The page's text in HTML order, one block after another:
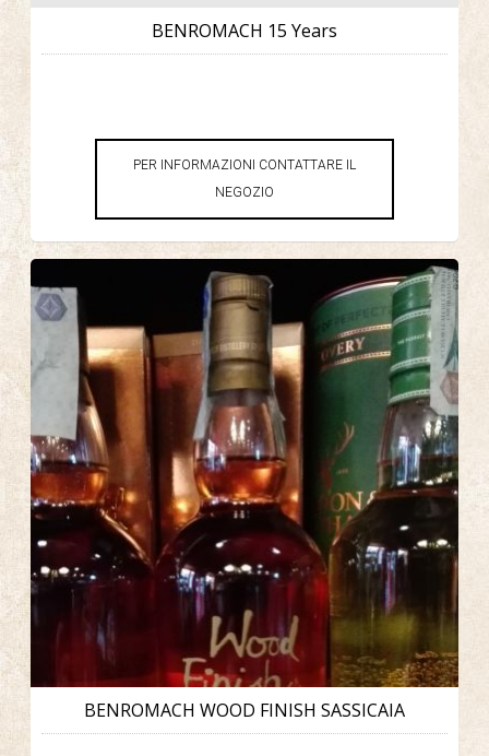
BENROMACH 15 Years
PER INFORMAZIONI CONTATTARE IL
NEGOZIO
BENROMACH WOOD FINISH SASSICAIA